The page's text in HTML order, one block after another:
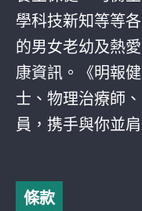
學科技新知等等
的男女老幼及熱
康資訊。《明報
士、物理治療師
員，携手與你並
條款